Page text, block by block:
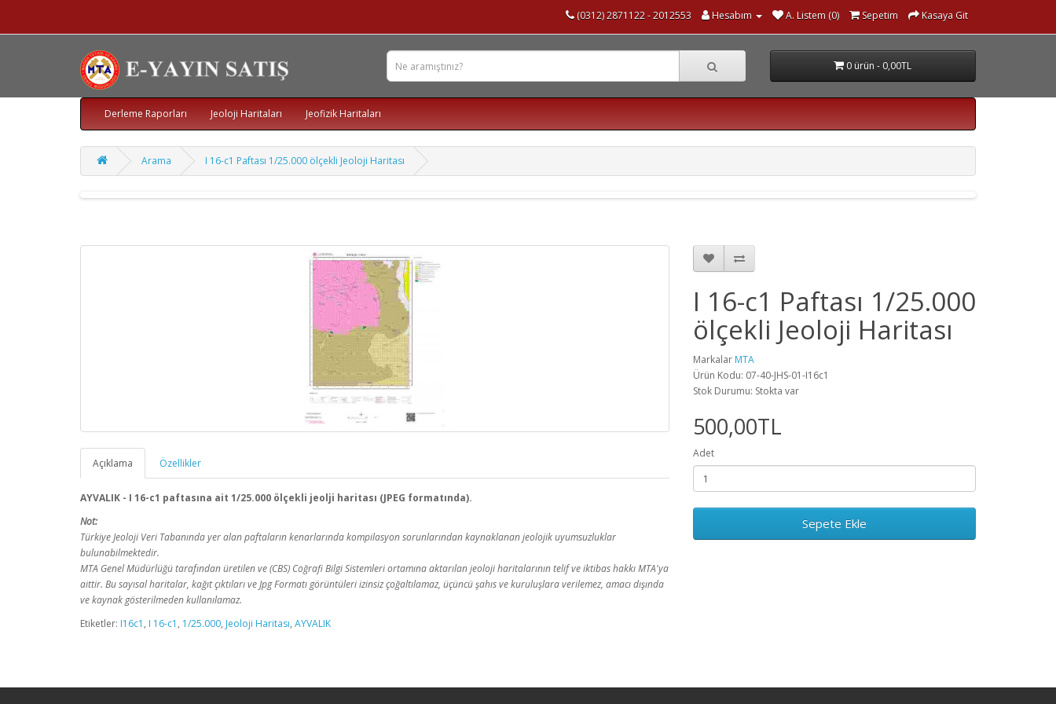
(0312) 2871122 - 2012553 Hesabım A. Listem (0) Sepetim Kasaya Git
0 ürün - 0,00TL
Derleme Raporları Jeoloji Haritaları Jeofizik Haritaları
Arama I 16-c1 Paftası 1/25.000 ölçekli Jeoloji Haritası
Açıklama Özellikler
AYVALIK - I 16-c1 paftasına ait 1/25.000 ölçekli jeolji haritası (JPEG formatında).
Not:
Türkiye Jeoloji Veri Tabanında yer alan paftaların kenarlarında kompilasyon sorunlarından kaynaklanan jeolojik uyumsuzluklar
bulunabilmektedir.
MTA Genel Müdürlüğü tarafından üretilen ve (CBS) Coğrafi Bilgi Sistemleri ortamına aktarılan jeoloji haritalarının telif ve iktibas hakkı MTA'ya
aittir. Bu sayısal haritalar, kağıt çıktıları ve Jpg Formatı görüntüleri izinsiz çoğaltılamaz, üçüncü şahıs ve kuruluşlara verilemez, amacı dışında
ve kaynak gösterilmeden kullanılamaz.
I 16-c1 Paftası 1/25.000
ölçekli Jeoloji Haritası
Markalar MTA
Ürün Kodu: 07-40-JHS-01-I16c1
Stok Durumu: Stokta var
500,00TL
Adet
Sepete Ekle
Etiketler: I16c1 , I 16-c1 , 1/25.000, Jeoloji Haritası, AYVALIK